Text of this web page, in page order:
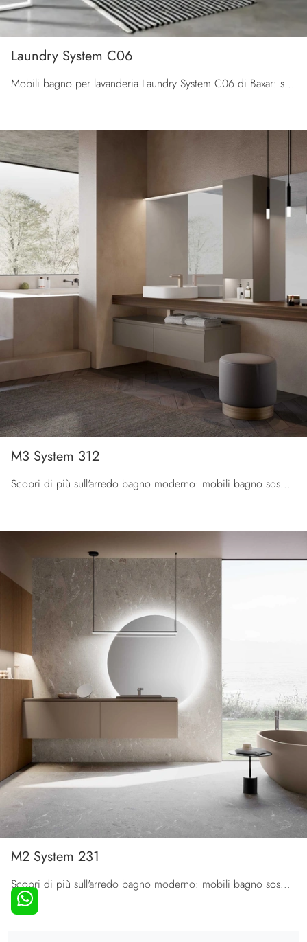
Laundry System C06
Mobili bagno per lavanderia Laundry System C06 di Baxar: scopri l'Arredo Bagno in laccato opaco moderno e arreda il tuo bagno.
M3 System 312
Scopri di più sull'arredo bagno moderno: mobili bagno sospesi in laccato opaco come il modello M3 System 312 di Baxar ti attendono.
M2 System 231
Scopri di più sull'arredo bagno moderno: mobili bagno sospesi in laccato opaco come il modello M2 System 231 di Baxar ti attendono.